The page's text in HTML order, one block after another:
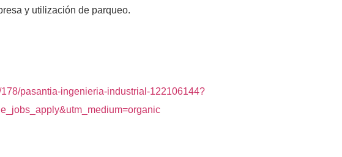
y utilización de parqueo.
pasantia-ingenieria-industrial-122106144?